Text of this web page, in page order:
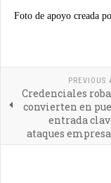
Foto de apoyo creada
PREVIOUS
Credenciales
convierten en
entrada
ataques